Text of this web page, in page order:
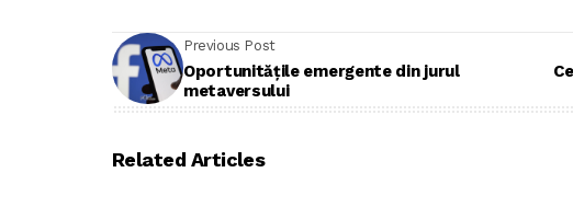
Previous Post
Oportunitățile emergente din jurul
metaversului
Related Articles